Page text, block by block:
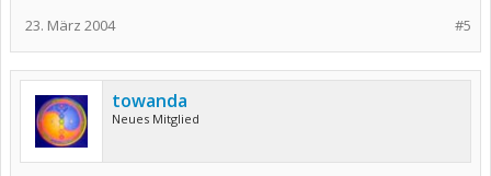
#5
23. März 2004
towanda
Neues Mitglied